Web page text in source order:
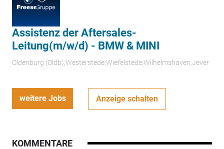
Assistenz der Aftersales-
Leitung(m/w/d) - BMW & MINI
Oldenburg (Oldb);Westerstede;Wiefelstede;Wilhelmshaven;Jever
weitere Jobs Anzeige schalten
KOMMENTARE